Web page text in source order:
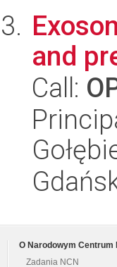
and
Call:
O Narodowym Centrum
Zadania NCN